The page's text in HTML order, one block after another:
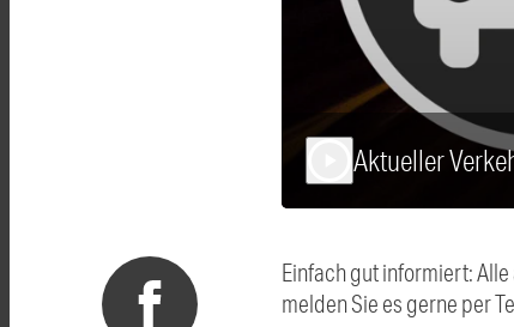
Aktueller
Einfach gut informiert:
melden Sie es gerne per